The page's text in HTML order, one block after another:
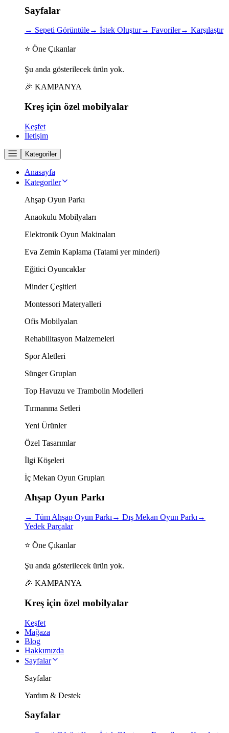
Sayfalar
→ Sepeti Görüntüle→ İstek Oluştur→ Favoriler→ Karşılaştır
⭐ Öne Çıkanlar
Şu anda gösterilecek ürün yok.
🎉 KAMPANYA
Kreş için özel mobilyalar
Keşfet
İletişim
Kategoriler
Anasayfa
Kategoriler
Ahşap Oyun Parkı
Anaokulu Mobilyaları
Elektronik Oyun Makinaları
Eva Zemin Kaplama (Tatami yer minderi)
Eğitici Oyuncaklar
Minder Çeşitleri
Montessori Materyalleri
Ofis Mobilyaları
Rehabilitasyon Malzemeleri
Spor Aletleri
Sünger Grupları
Top Havuzu ve Trambolin Modelleri
Tırmanma Setleri
Yeni Ürünler
Özel Tasarımlar
İlgi Köşeleri
İç Mekan Oyun Grupları
Ahşap Oyun Parkı
→ Tüm Ahşap Oyun Parkı → Dış Mekan Oyun Parkı →
Yedek Parçalar
⭐ Öne Çıkanlar
Şu anda gösterilecek ürün yok.
🎉 KAMPANYA
Kreş için özel mobilyalar
Keşfet
Mağaza
Blog
Hakkımızda
Sayfalar
Sayfalar
Yardım & Destek
Sayfalar